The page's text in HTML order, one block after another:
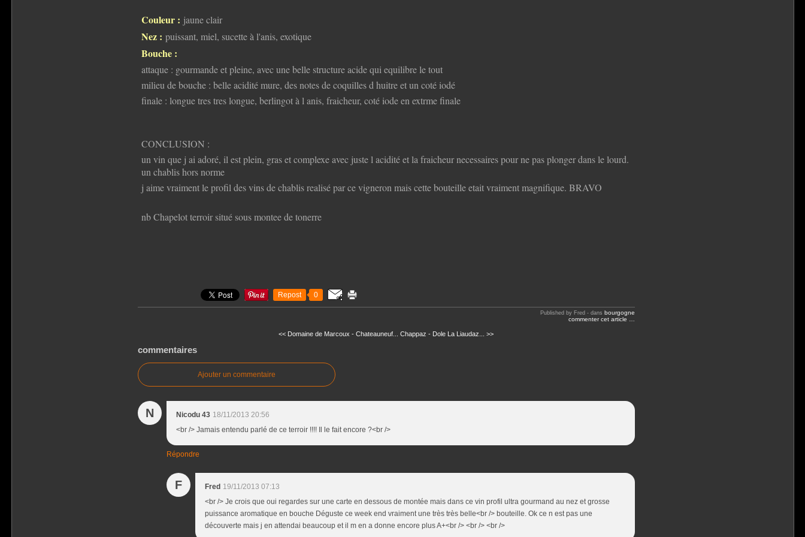
Couleur : jaune clair
Nez : puissant, miel, sucette à l'anis, exotique
Bouche :
attaque : gourmande et pleine, avec une belle structure acide qui equilibre le tout
milieu de bouche : belle acidité mure, des notes de coquilles d huitre et un coté iodé
finale : longue tres tres longue, berlingot à l anis, fraicheur, coté iode en extrme finale
CONCLUSION :
un vin que j ai adoré, il est plein, gras et complexe avec juste l acidité et la fraicheur necessaires pour ne pas plonger dans le lourd.
un chablis hors norme
j aime vraiment le profil des vins de chablis realisé par ce vigneron mais cette bouteille etait vraiment magnifique. BRAVO
nb Chapelot terroir situé sous montee de tonerre
Repost 0
Published by Fred -dans bourgogne
commenter cet article
<< Domaine de Marcoux - Chateauneuf... Chappaz - Dole La Liaudaz... >>
commentaires
Ajouter un commentaire
N Nicodu 43 18/11/2013 20:56
<br /> Jamais entendu parlé de ce terroir !!!! Il le fait encore ?<br />
Répondre
F Fred 19/11/2013 07:13
<br /> Je crois que oui regardes sur une carte en dessous de montée mais dans ce vin profil ultra gourmand au nez et grosse
puissance aromatique en bouche Déguste ce week end vraiment une très très belle<br /> bouteille. Ok ce n est pas une
découverte mais j en attendai beaucoup et il m en a donne encore plus A+<br /> <br /> <br />